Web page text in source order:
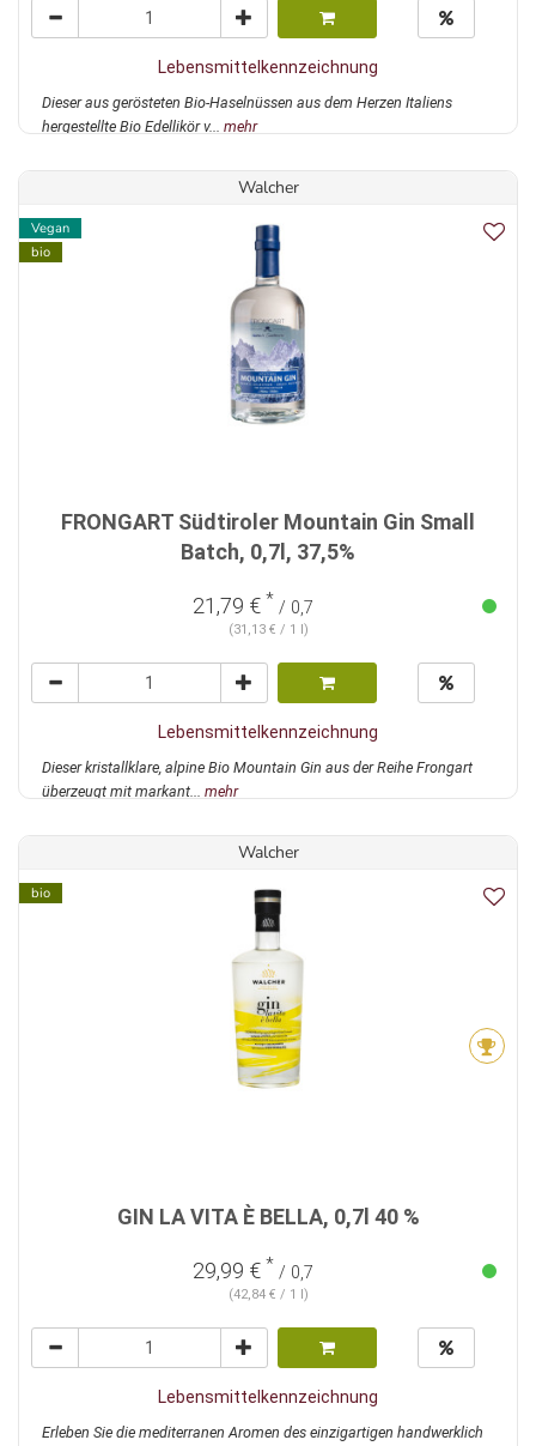
Lebensmittelkennzeichnung
Dieser aus gerösteten Bio-Haselnüssen aus dem Herzen Italiens
hergestellte Bio Edellikör v... mehr
Walcher
Vegan
bio
FRONGART Südtiroler Mountain Gin Small
Batch, 0,7l, 37,5%
21,79 € * / 0,7
(31,13 € / 1 l)
Lebensmittelkennzeichnung
Dieser kristallklare, alpine Bio Mountain Gin aus der Reihe Frongart
überzeugt mit markant... mehr
Walcher
bio
GIN LA VITA È BELLA, 0,7l 40 %
29,99 € * / 0,7
(42,84 € / 1 l)
Lebensmittelkennzeichnung
Erleben Sie die mediterranen Aromen des einzigartigen handwerklich